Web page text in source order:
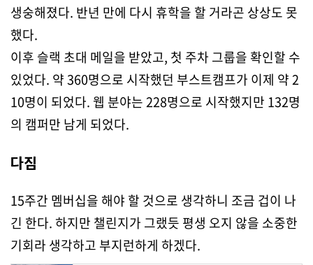
생숭해졌다. 반년 만에 다시 휴학을 할 거라곤 상상도 못
했다.
이후 슬랙 초대 메일을 받았고, 첫 주차 그룹을 확인할 수
있었다. 약 360명으로 시작했던 부스트캠프가 이제 약 2
10명이 되었다. 웹 분야는 228명으로 시작했지만 132명
의 캠퍼만 남게 되었다.
다짐
15주간 멤버십을 해야 할 것으로 생각하니 조금 겁이 나
긴 한다. 하지만 챌린지가 그랬듯 평생 오지 않을 소중한
기회라 생각하고 부지런하게 하겠다.